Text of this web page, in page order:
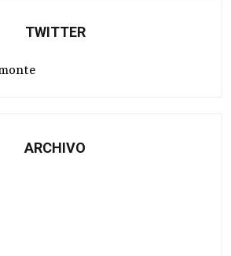
TWITTER
ARCHIVO